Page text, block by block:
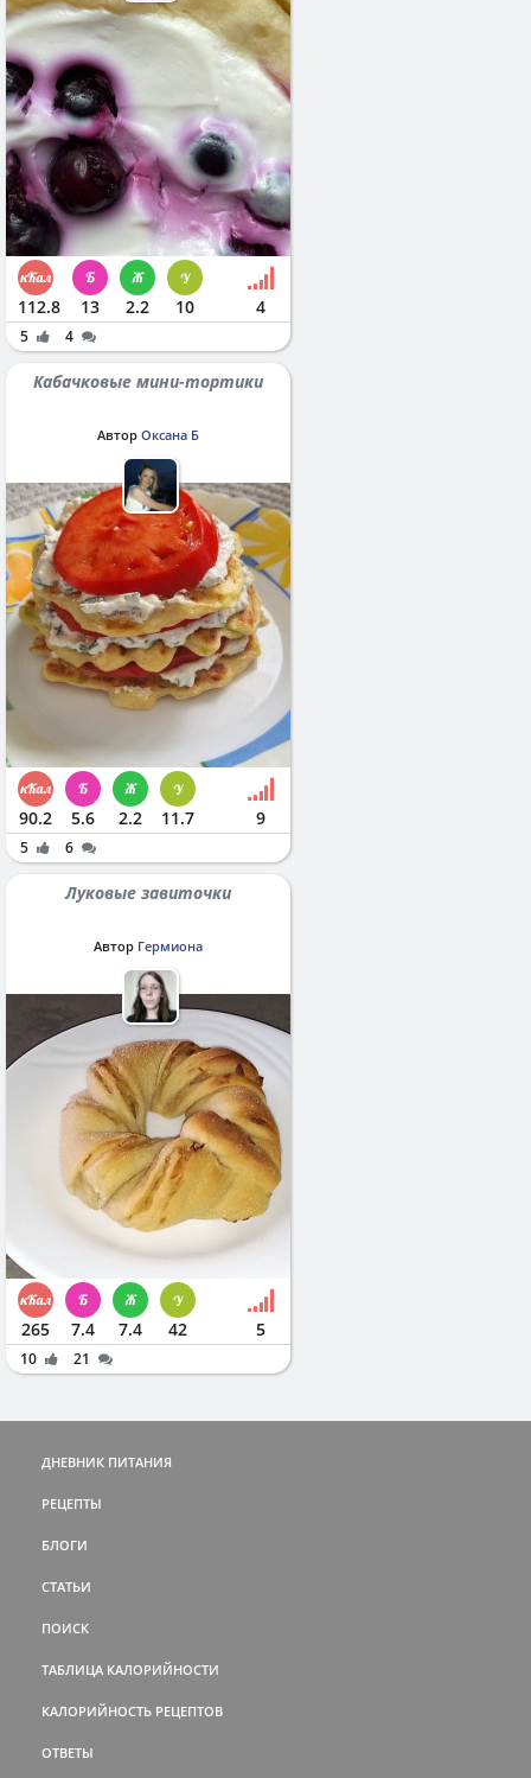
112.8 13 2.2 10 4
5 4
Кабачковые мини-тортики
Автор Оксана Б
90.2 5.6 2.2 11.7 9
5 6
Луковые завиточки
Автор Гермиона
265 7.4 7.4 42 5
10 21
ДНЕВНИК ПИТАНИЯ
РЕЦЕПТЫ
БЛОГИ
СТАТЬИ
ПОИСК
ТАБЛИЦА КАЛОРИЙНОСТИ
КАЛОРИЙНОСТЬ РЕЦЕПТОВ
ОТВЕТЫ